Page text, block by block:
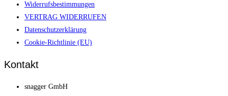
Widerrufsbestimmungen
VERTRAG WIDERRUFEN
Datenschutzerklärung
Cookie-Richtlinie (EU)
Kontakt
snagger GmbH